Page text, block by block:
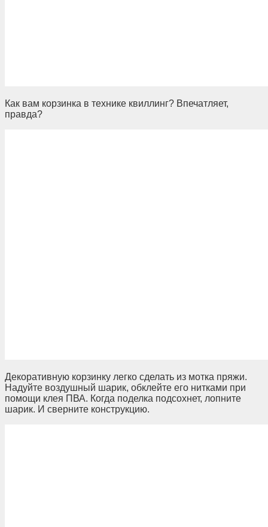
Как вам корзинка в технике квиллинг? Впечатляет,
правда?
Декоративную корзинку легко сделать из мотка пряжи.
Надуйте воздушный шарик, обклейте его нитками при
помощи клея ПВА. Когда поделка подсохнет, лопните
шарик. И сверните конструкцию.